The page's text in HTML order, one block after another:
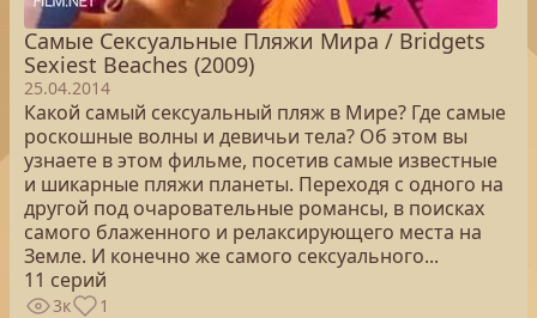
Самые Сексуальные Пляжи Мира / Bridgets
Sexiest Beaches (2009)
25.04.2014
Какой самый сексуальный пляж в Мире? Где самые
роскошные волны и девичьи тела? Об этом вы
узнаете в этом фильме, посетив самые известные
и шикарные пляжи планеты. Переходя с одного на
другой под очаровательные романсы, в поисках
самого блаженного и релаксирующего места на
Земле. И конечно же самого сексуального...
11 серий
3к 1